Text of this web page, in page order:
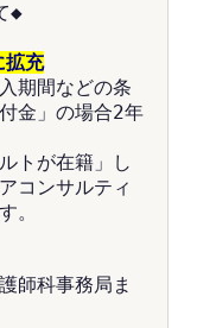
◆
充
期間などの条
金」の場合2年
トが在籍」し
コンサルティ
。
師科事務局ま